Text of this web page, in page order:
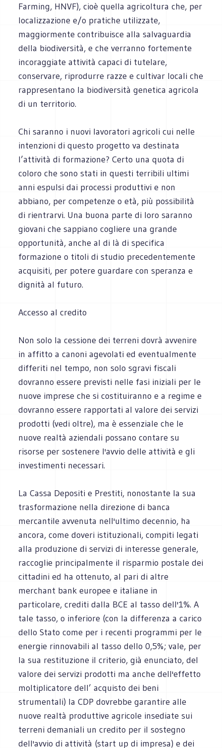
Farming, HNVF), cioè quella agricoltura che, per
localizzazione e/o pratiche utilizzate,
maggiormente contribuisce alla salvaguardia
della biodiversità, e che verranno fortemente
incoraggiate attività capaci di tutelare,
conservare, riprodurre razze e cultivar locali che
rappresentano la biodiversità genetica agricola
di un territorio.
Chi saranno i nuovi lavoratori agricoli cui nelle
intenzioni di questo progetto va destinata
l’attività di formazione? Certo una quota di
coloro che sono stati in questi terribili ultimi
anni espulsi dai processi produttivi e non
abbiano, per competenze o età, più possibilità
di rientrarvi. Una buona parte di loro saranno
giovani che sappiano cogliere una grande
opportunità, anche al di là di specifica
formazione o titoli di studio precedentemente
acquisiti, per potere guardare con speranza e
dignità al futuro.
Accesso al credito
Non solo la cessione dei terreni dovrà avvenire
in affitto a canoni agevolati ed eventualmente
differiti nel tempo, non solo sgravi fiscali
dovranno essere previsti nelle fasi iniziali per le
nuove imprese che si costituiranno e a regime e
dovranno essere rapportati al valore dei servizi
prodotti (vedi oltre), ma è essenziale che le
nuove realtà aziendali possano contare su
risorse per sostenere l'avvio delle attività e gli
investimenti necessari.
La Cassa Depositi e Prestiti, nonostante la sua
trasformazione nella direzione di banca
mercantile avvenuta nell'ultimo decennio, ha
ancora, come doveri istituzionali, compiti legati
alla produzione di servizi di interesse generale,
raccoglie principalmente il risparmio postale dei
cittadini ed ha ottenuto, al pari di altre
merchant bank europee e italiane in
particolare, crediti dalla BCE al tasso dell'1%. A
tale tasso, o inferiore (con la differenza a carico
dello Stato come per i recenti programmi per le
energie rinnovabili al tasso dello 0,5%; vale, per
la sua restituzione il criterio, già enunciato, del
valore dei servizi prodotti ma anche dell'effetto
moltiplicatore dell’ acquisto dei beni
strumentali) la CDP dovrebbe garantire alle
nuove realtà produttive agricole insediate sui
terreni demaniali un credito per il sostegno
dell'avvio di attività (start up di impresa) e dei